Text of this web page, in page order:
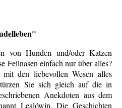
von Hunden und/oder Katzen
Fellnasen einfach nur über alles?
den liebevollen Wesen alles
Sie sich gleich auf die in
Anekdoten aus dem
Lealöwin. Die Geschichten